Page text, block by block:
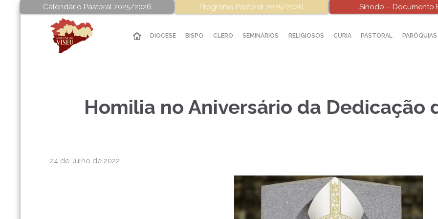
Calendário Pastoral 2025/2026 Programa Pastoral 2025/2026 Sínodo – Documento
DIOCESE BISPO CLERO SEMINÁRIOS RELIGIOSOS CÚRIA PASTORAL PARÓQUIAS
Homilia no Aniversário da Dedicação
24 de Julho de 2022